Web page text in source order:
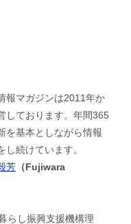
報マガジンは2011年か
しております。年間365
を基本としながら情報
し続けています。
芳 （Fujiwara
らし振興支援機構理